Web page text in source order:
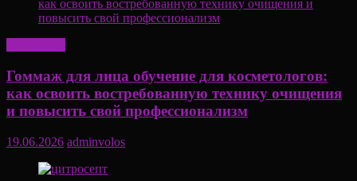
Гоммаж для лица обучение для косметологов:
как освоить востребованную технику очищения
и повысить свой профессионализм
19.06.2026 adminvolos